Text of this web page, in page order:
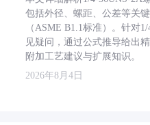
包括外径、螺距、公差等关
（ASME B1.1标准）。针对
见疑问，通过公式推导给出
附加工艺建议与扩展知识。
2026年8月4日